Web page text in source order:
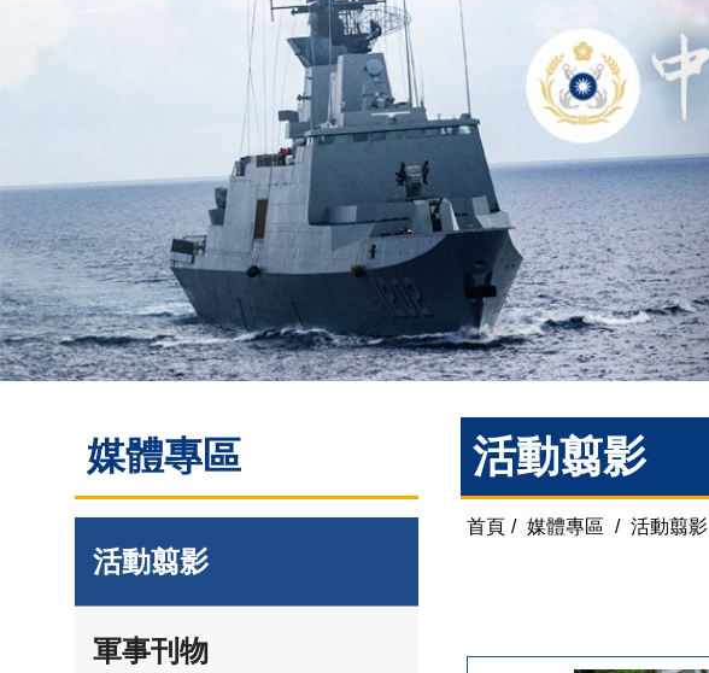
媒體專區
活動翦影
軍事刊物
活動翦影
首頁 / 媒體專區 / 活動翦影